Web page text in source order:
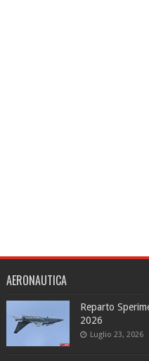
AERONAUTICA
Reparto
2026
Luglio 23, 2026